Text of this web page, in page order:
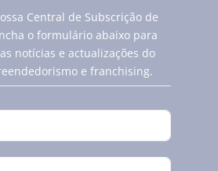
Central de Subscrição de
o formulário abaixo para
notícias e actualizações do
e franchising.